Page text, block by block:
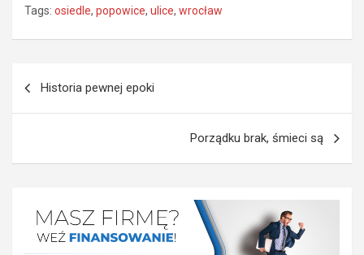
Tags: osiedle, popowice, ulice, wrocław
Historia pewnej epoki
Porządku brak, śmieci są